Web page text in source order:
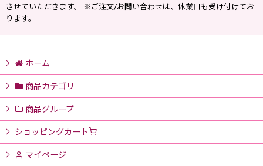
させていただきます。 ※ご注文/お問い合わせは、休業日も受け付けてお
ります。
ホーム
商品カテゴリ
商品グループ
ショッピングカート
マイページ